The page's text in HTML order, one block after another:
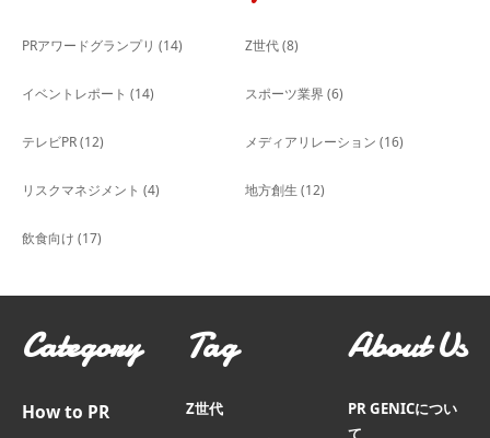
PRアワードグランプリ (14) Z世代(8)
イベントレポート (14) スポーツ業界 (6)
テレビPR(12) メディアリレーション (16)
リスクマネジメント (4) 地方創生 (12)
飲食向け (17)
Category
How to PR
Tag
Z世代
About Us
PR GENICについ
て